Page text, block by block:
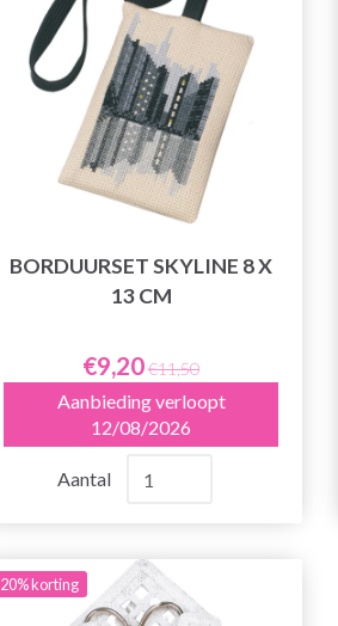
BORDUURSET SKYLINE 8 X
13 CM
€9,20€11,50
Aanbieding verloopt
12/08/2026
Aantal
20% korting